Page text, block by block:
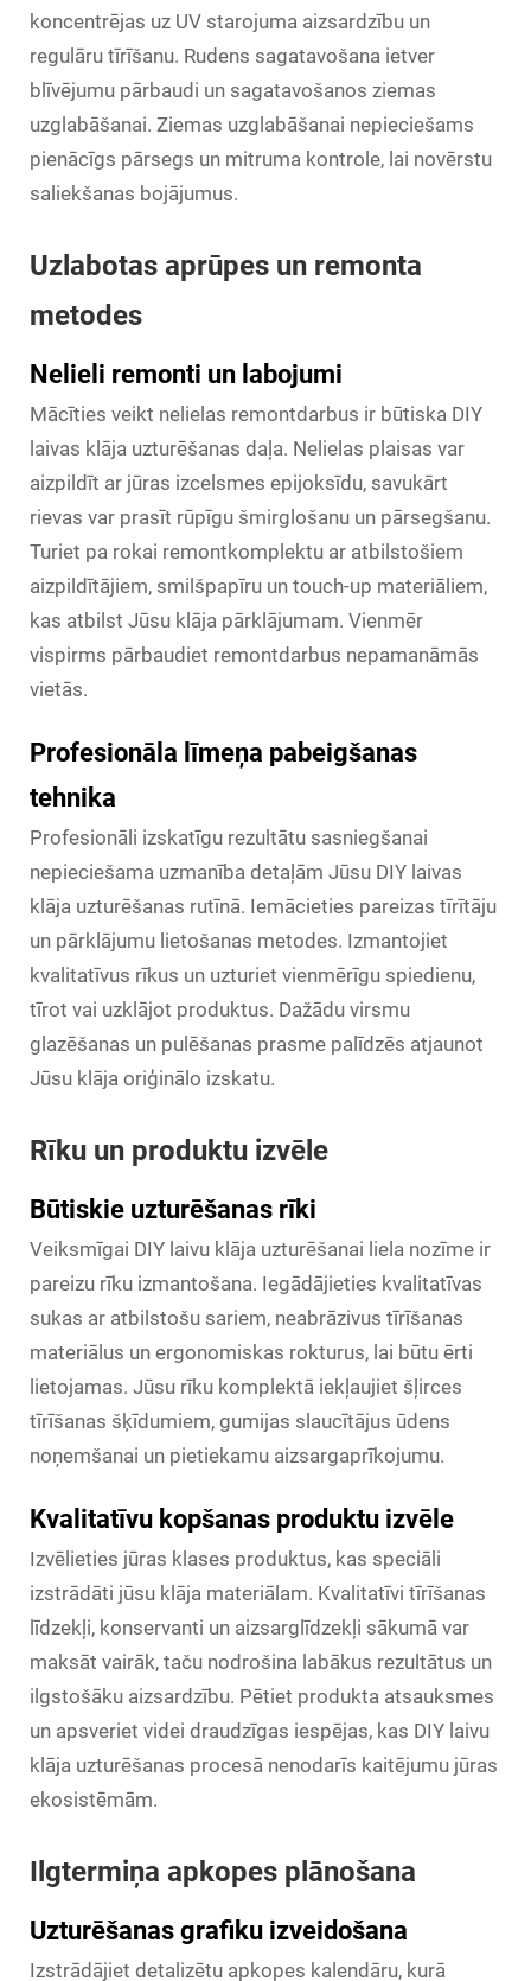
koncentrējas uz UV starojuma aizsardzību un
regulāru tīrīšanu. Rudens sagatavošana ietver
blīvējumu pārbaudi un sagatavošanos ziemas
uzglabāšanai. Ziemas uzglabāšanai nepieciešams
pienācīgs pārsegs un mitruma kontrole, lai novērstu
saliekšanas bojājumus.
Uzlabotas aprūpes un remonta
metodes
Nelieli remonti un labojumi
Mācīties veikt nelielas remontdarbus ir būtiska DIY
laivas klāja uzturēšanas daļa. Nelielas plaisas var
aizpildīt ar jūras izcelsmes epijoksīdu, savukārt
rievas var prasīt rūpīgu šmirglošanu un pārsegšanu.
Turiet pa rokai remontkomplektu ar atbilstošiem
aizpildītājiem, smilšpapīru un touch-up materiāliem,
kas atbilst Jūsu klāja pārklājumam. Vienmēr
vispirms pārbaudiet remontdarbus nepamanāmās
vietās.
Profesionāla līmeņa pabeigšanas
tehnika
Profesionāli izskatīgu rezultātu sasniegšanai
nepieciešama uzmanība detaļām Jūsu DIY laivas
klāja uzturēšanas rutīnā. Iemācieties pareizas tīrītāju
un pārklājumu lietošanas metodes. Izmantojiet
kvalitatīvus rīkus un uzturiet vienmērīgu spiedienu,
tīrot vai uzklājot produktus. Dažādu virsmu
glazēšanas un pulēšanas prasme palīdzēs atjaunot
Jūsu klāja oriģinālo izskatu.
Rīku un produktu izvēle
Būtiskie uzturēšanas rīki
Veiksmīgai DIY laivu klāja uzturēšanai liela nozīme ir
pareizu rīku izmantošana. Iegādājieties kvalitatīvas
sukas ar atbilstošu sariem, neabrāzivus tīrīšanas
materiālus un ergonomiskas rokturus, lai būtu ērti
lietojamas. Jūsu rīku komplektā iekļaujiet šļirces
tīrīšanas šķīdumiem, gumijas slaucītājus ūdens
noņemšanai un pietiekamu aizsargaprīkojumu.
Kvalitatīvu kopšanas produktu izvēle
Izvēlieties jūras klases produktus, kas speciāli
izstrādāti jūsu klāja materiālam. Kvalitatīvi tīrīšanas
līdzekļi, konservanti un aizsarglīdzekļi sākumā var
maksāt vairāk, taču nodrošina labākus rezultātus un
ilgstošāku aizsardzību. Pētiet produkta atsauksmes
un apsveriet videi draudzīgas iespējas, kas DIY laivu
klāja uzturēšanas procesā nenodarīs kaitējumu jūras
ekosistēmām.
Ilgtermiņa apkopes plānošana
Uzturēšanas grafiku izveidošana
Izstrādājiet detalizētu apkopes kalendāru, kurā